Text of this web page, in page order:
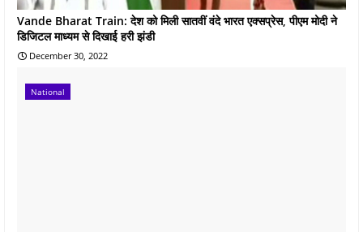
Vande Bharat Train: देश को मिली सातवीं वंदे भारत एक्सप्रेस, पीएम मोदी ने
डिजिटल माध्यम से दिखाई हरी झंडी
December 30, 2022
National